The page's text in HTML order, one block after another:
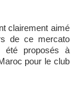
clairement aimé
de ce mercato
été proposés à
pour le club